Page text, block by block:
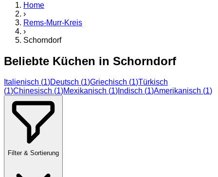
Home
›
Rems-Murr-Kreis
›
Schorndorf
Beliebte Küchen in Schorndorf
Italienisch (1)Deutsch (1)Griechisch (1)Türkisch
(1)Chinesisch (1)Mexikanisch (1) Indisch (1)Amerikanisch (1)
Filter & Sortierung